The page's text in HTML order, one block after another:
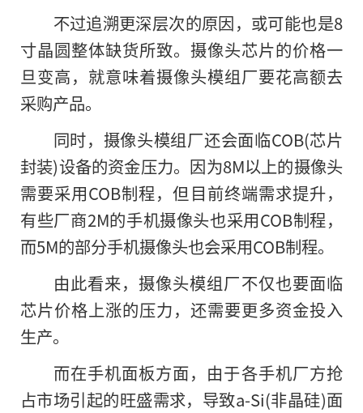
不过追溯更深层次的原因，或可能也是8
寸晶圆整体缺货所致。摄像头芯片的价格一
旦变高，就意味着摄像头模组厂要花高额去
采购产品。
同时，摄像头模组厂还会面临COB(芯片
封装)设备的资金压力。因为8M以上的摄像头
需要采用COB制程，但目前终端需求提升，
有些厂商2M的手机摄像头也采用COB制程，
而5M的部分手机摄像头也会采用COB制程。
由此看来，摄像头模组厂不仅也要面临
芯片价格上涨的压力，还需要更多资金投入
生产。
而在手机面板方面，由于各手机厂方抢
占市场引起的旺盛需求，导致a-Si(非晶硅)面